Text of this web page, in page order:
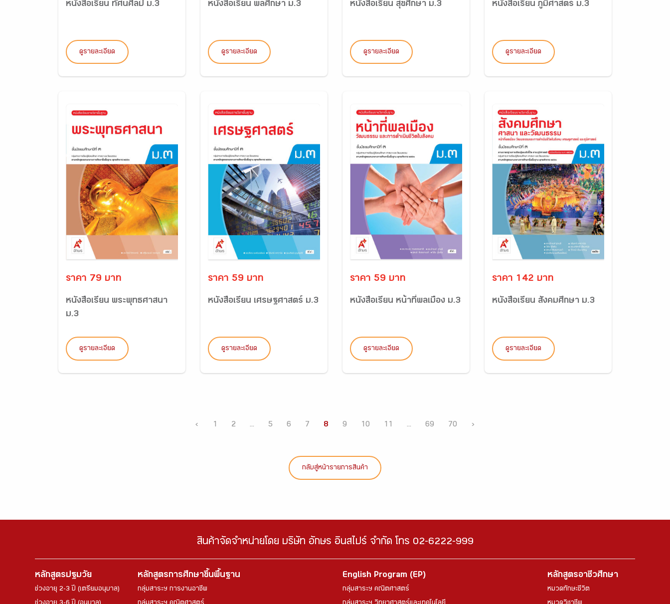
หนังสือเรียน ทัศนศิลป์ ม.3
ดูรายละเอียด
หนังสือเรียน พลศึกษา ม.3
ดูรายละเอียด
หนังสือเรียน สุขศึกษา ม.3
ดูรายละเอียด
หนังสือเรียน ภูมิศาสตร์ ม.3
ดูรายละเอียด
ราคา 79 บาท
หนังสือเรียน พระพุทธศาสนา
ม.3
ดูรายละเอียด
ราคา 59 บาท
หนังสือเรียน เศรษฐศาสตร์ ม.3
ดูรายละเอียด
ราคา 59 บาท
หนังสือเรียน หน้าที่พลเมือง ม.3
ดูรายละเอียด
ราคา 142 บาท
หนังสือเรียน สังคมศึกษา ม.3
ดูรายละเอียด
‹ 1 2 ... 5 6 7 8 9 10 11 ... 69 70 ›
กลับสู่หน้ารายการสินค้า
สินค้าจัดจำหน่ายโดย บริษัท อักษร อินสไปร์ จำกัด โทร 02-6222-999
หลักสูตรปฐมวัย
ช่วงอายุ 2-3 ปี (เตรียมอนุบาล)
หลักสูตรการศึกษาขึ้นพื้นฐาน
กลุ่มสาระฯ การงานอาชีพ
English Program (EP)
กลุ่มสาระฯ คณิตศาสตร์
หลักสูตรอาชีวศึกษา
หมวดทักษะชีวิต